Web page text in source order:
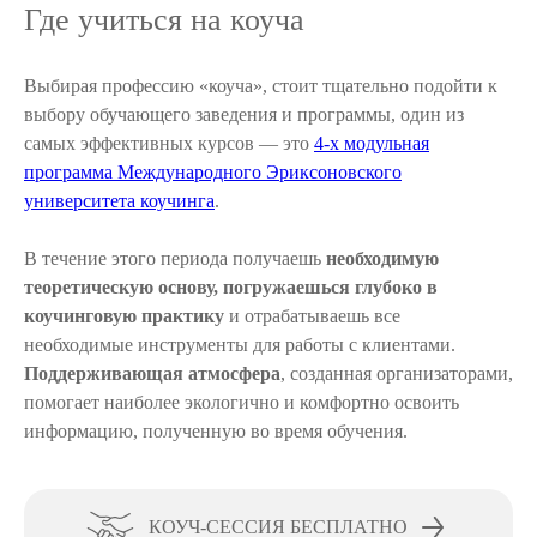
Где учиться на коуча
Выбирая профессию «коуча», стоит тщательно подойти к
выбору обучающего заведения и программы, один из
самых эффективных курсов — это 4-х модульная
программа Международного Эриксоновского
университета коучинга.
В течение этого периода получаешь необходимую
теоретическую основу, погружаешься глубоко в
коучинговую практику и отрабатываешь все
необходимые инструменты для работы с клиентами.
Поддерживающая атмосфера, созданная организаторами,
помогает наиболее экологично и комфортно освоить
информацию, полученную во время обучения.
КОУЧ-СЕССИЯ БЕСПЛАТНО